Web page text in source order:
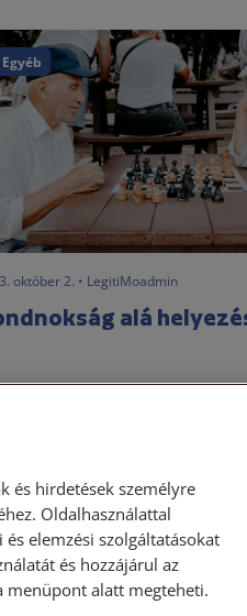
Egyéb
október 2. • LegitiMoadmin
alá
jogképesség minden embert
A
által, illetve bírósági
korlátozható lehet.
ismere...
Elolvasom
és hirdetések személyre
Oldalhasználattal
elemzési szolgáltatásokat
és hozzájárul az
menüpont alatt megteheti.